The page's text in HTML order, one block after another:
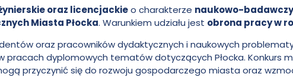
oraz licencjackieo charakterze naukowo-
Miasta Płocka. Warunkiem udziału jest obrona pracy w
oraz pracowników dydaktycznych i naukowych
dyplomowych tematów dotyczących Płocka. Konkurs
przyczynić się do rozwoju gospodarczego miasta oraz